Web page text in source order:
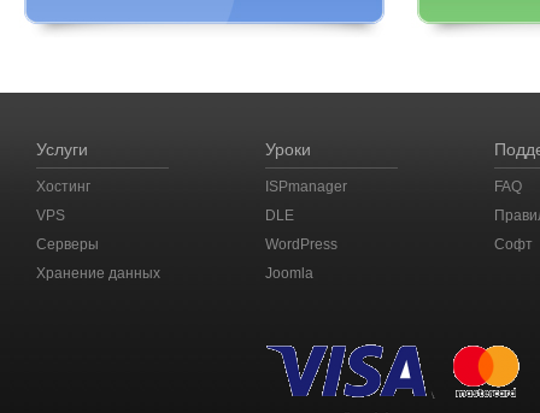
Услуги
Хостинг
VPS
Серверы
Хранение данных
Уроки
ISPmanager
DLE
WordPress
Joomla
FAQ
Софт